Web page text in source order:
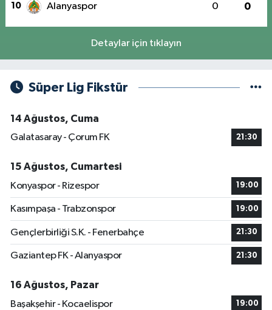
10 Alanyaspor 0 0
Detaylar için tıklayın
Süper Lig Fikstür
14 Ağustos, Cuma
Galatasaray - Çorum FK
21:30
15 Ağustos, Cumartesi
Konyaspor - Rizespor
19:00
Kasımpaşa - Trabzonspor 19:00
Gençlerbirliği S.K. - Fenerbahçe 21:30
Gaziantep FK - Alanyaspor 21:30
16 Ağustos, Pazar
Başakşehir - Kocaelispor
19:00